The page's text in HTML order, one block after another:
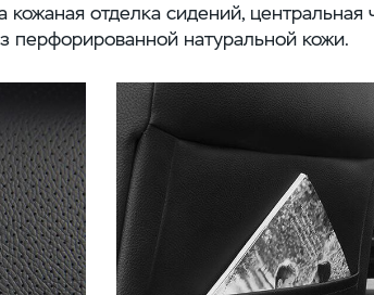
отделка сидений, центральная
перфорированной натуральной кожи.